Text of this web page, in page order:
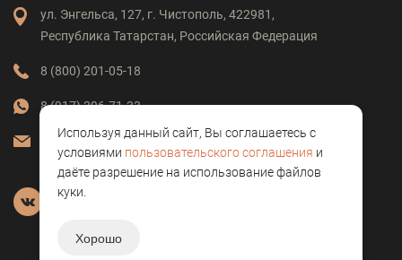
ул. Энгельса, 127, г. Чистополь, 422981,
Республика Татарстан, Российская Федерация
8 (800) 201-05-18
8 (917) 396-71-33
vostok-clock@mail.ru
Используя данный сайт, Вы соглашаетесь с
условиями пользовательского соглашения и
даёте разрешение на использование файлов
куки.
Хорошо